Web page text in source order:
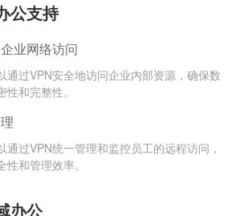
公支持
业网络访问
通过VPN安全地访问企业内部资源，确保数
性和完整性。
通过VPN统一管理和监控员工的远程访问，
性和管理效率。
办公